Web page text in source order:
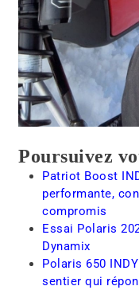
Poursuivez
Patriot Boost
performante,
compromis
Essai Polaris
Dynamix
Polaris 650
sentier qui